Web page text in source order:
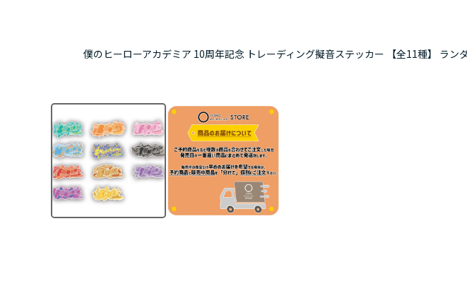
僕のヒーローアカデミア 10周年記念 トレーディング擬音ステッカー 【全11種】 ラン